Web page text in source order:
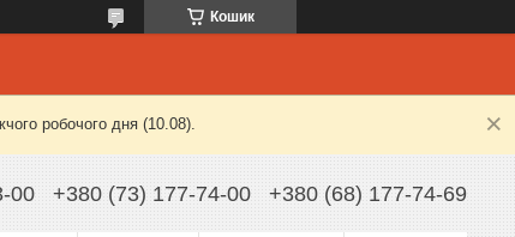
Кошик
робочого дня (10.08).
00 +380 (73) 177-74-00 +380 (68) 177-74-69